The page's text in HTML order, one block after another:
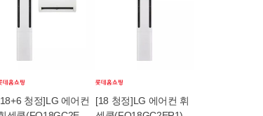
청정]LG 에어컨
[18 청정]LG 에어컨 휘